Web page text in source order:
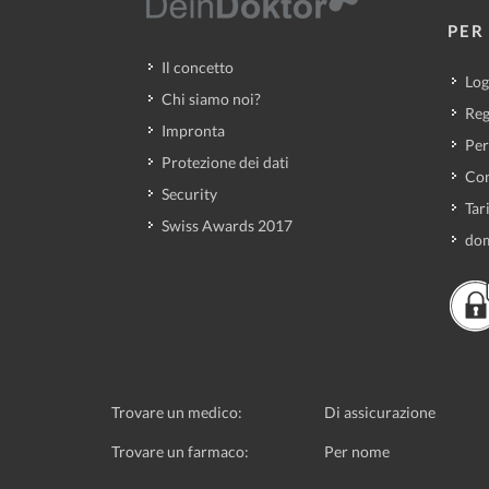
Il concetto
Chi siamo noi?
Impronta
Protezione dei dati
Security
Swiss Awards 2017
Trovare un medico: Di assicurazione
Trovare un farmaco: Per nome